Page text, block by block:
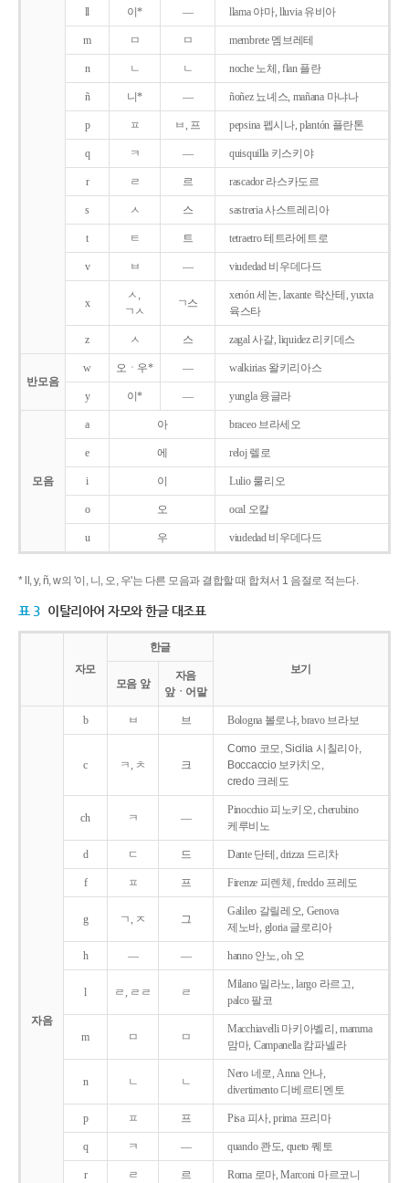
ll 이* ― llama 야마, lluvia 유비아
m ㅁ ㅁ membrete 멤브레테
n ㄴ ㄴ noche 노체, flan 플란
ñ 니* ― ñoñez 뇨녜스, mañana 마냐나
p ㅍ ㅂ, 프 pepsina 펩시나, plantón 플란톤
q ㅋ ― quisquilla 키스키야
r ㄹ 르 rascador 라스카도르
s ㅅ 스 sastreria 사스트레리아
t ㅌ 트 tetraetro 테트라에트로
v ㅂ ― viudedad 비우데다드
x
ㅅ,
ㄱㅅ
ㄱ스
xenón 세논, laxante 락산테, yuxta
육스타
z ㅅ 스 zagal 사갈, liquidez 리키데스
반모음
w 오ㆍ우* ― walkirias 왈키리아스
y 이* ― yungla 융글라
모음
a 아 braceo 브라세오
e 에 reloj 렐로
i 이 Lulio 룰리오
o 오 ocal 오칼
u 우 viudedad 비우데다드
* ll, y, ñ, w의 '이, 니, 오, 우'는 다른 모음과 결합할 때 합쳐서 1 음절로 적는다.
표 3 이탈리아어 자모와 한글 대조표
자모
한글
보기
모음 앞
자음
앞ㆍ어말
자음
b ㅂ 브 Bologna 볼로냐, bravo 브라보
c ㅋ, ㅊ 크
Como 코모, Sicilia 시칠리아,
Boccaccio 보카치오,
credo 크레도
ch ㅋ ―
Pinocchio 피노키오, cherubino
케루비노
d ㄷ 드 Dante 단테, drizza 드리차
f ㅍ 프 Firenze 피렌체, freddo 프레도
g ㄱ, ㅈ 그
Galileo 갈릴레오, Genova
제노바, gloria 글로리아
h ― ― hanno 안노, oh 오
l ㄹ, ㄹㄹ ㄹ
Milano 밀라노, largo 라르고,
palco 팔코
m ㅁ ㅁ
Macchiavelli 마키아벨리, mamma
맘마, Campanella 캄파넬라
n ㄴ ㄴ
Nero 네로, Anna 안나,
divertimento 디베르티멘토
p ㅍ 프 Pisa 피사, prima 프리마
q ㅋ ― quando 콴도, queto 퀘토
r ㄹ 르 Roma 로마, Marconi 마르코니